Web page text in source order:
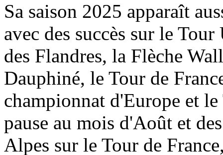
Sa saison 2025 apparaît
avec des succès sur le
des Flandres, la Flèche
Dauphiné, le Tour de
championnat d'Europe et
pause au mois d'Août et
Alpes sur le Tour de